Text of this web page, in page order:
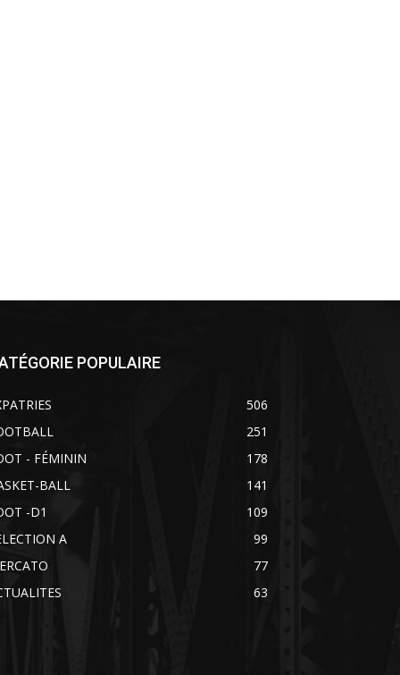
POPULAIRE
506
251
- FÉMININ
178
BALL
141
-D1
109
A
99
77
63